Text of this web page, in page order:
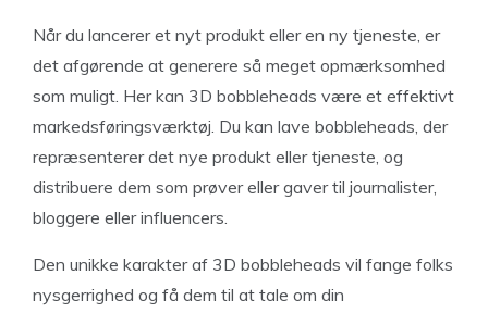
Når du lancerer et nyt produkt eller en ny tjeneste, er
det afgørende at generere så meget opmærksomhed
som muligt. Her kan 3D bobbleheads være et effektivt
markedsføringsværktøj. Du kan lave bobbleheads, der
repræsenterer det nye produkt eller tjeneste, og
distribuere dem som prøver eller gaver til journalister,
bloggere eller influencers.
Den unikke karakter af 3D bobbleheads vil fange folks
nysgerrighed og få dem til at tale om din